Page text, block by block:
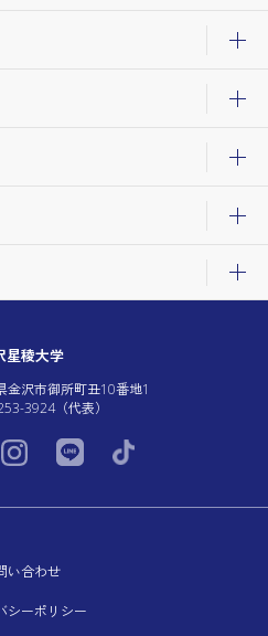
星稜大学
金沢市御所町丑10番地1
3924（代表）
い合わせ
シーポリシー